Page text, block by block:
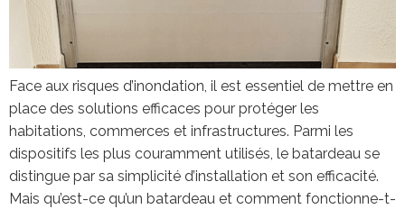
Face aux risques d’inondation, il est essentiel de mettre en
place des solutions efficaces pour protéger les
habitations, commerces et infrastructures. Parmi les
dispositifs les plus couramment utilisés, le batardeau se
distingue par sa simplicité d’installation et son efficacité.
Mais qu’est-ce qu’un batardeau et comment fonctionne-t-